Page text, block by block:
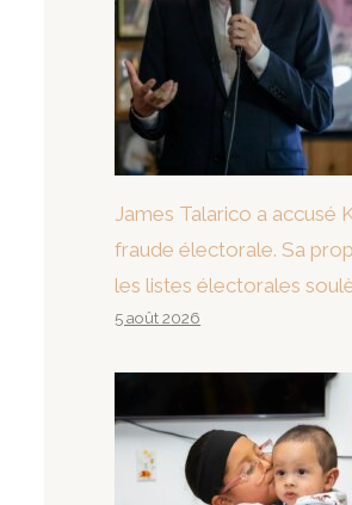
James Talarico a accusé
fraude électorale. Sa
les listes électorales
5 août 2026